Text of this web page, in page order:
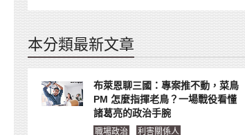
本分類最新文章
布萊恩聊三國：專案推不動，菜鳥
PM 怎麼指揮老鳥？一場戰役看懂
諸葛亮的政治手腕
職場政治 利害關係人